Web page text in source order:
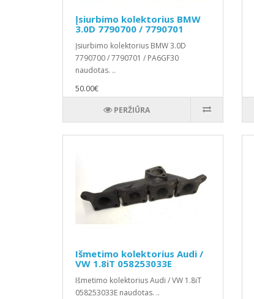
Įsiurbimo kolektorius BMW
3.0D 7790700 / 7790701
Įsiurbimo kolektorius BMW 3.0D
7790700 / 7790701 / PA6GF30
naudotas. ..
50.00€
PERŽIŪRA
Išmetimo kolektorius Audi /
VW 1.8iT 058253033E
Išmetimo kolektorius Audi / VW 1.8iT
058253033E naudotas. ..